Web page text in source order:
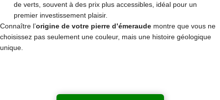
de verts, souvent à des prix plus accessibles, idéal pour un
premier investissement plaisir.
Connaître l’origine de votre pierre d’émeraude montre que vous ne
choisissez pas seulement une couleur, mais une histoire géologique
unique.